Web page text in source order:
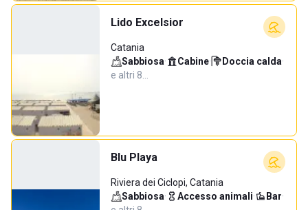
Lido Excelsior
Catania
Sabbiosa· Cabine· Doccia calda·
e altri 8…
Blu Playa
Riviera dei Ciclopi, Catania
Sabbiosa· Accesso animali· Bar·